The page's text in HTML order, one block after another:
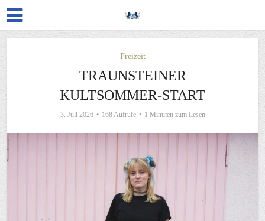
Freizeit
TRAUNSTEINER
KULTSOMMER-START
3. Juli 2026 168 Aufrufe 1 Minuten zum Lesen